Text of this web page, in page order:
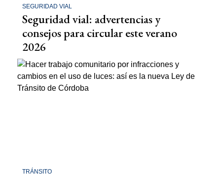
SEGURIDAD VIAL
Seguridad vial: advertencias y
consejos para circular este verano
2026
TRÁNSITO